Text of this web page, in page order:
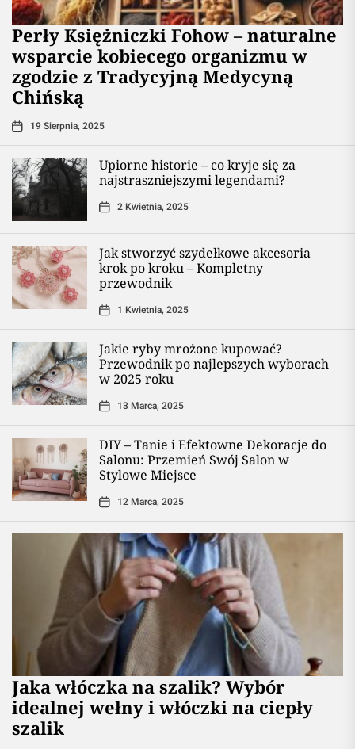
Perły Księżniczki Fohow – naturalne
wsparcie kobiecego organizmu w
zgodzie z Tradycyjną Medycyną
Chińską
19 Sierpnia, 2025
Upiorne historie – co kryje się za
najstraszniejszymi legendami?
2 Kwietnia, 2025
Jak stworzyć szydełkowe akcesoria
krok po kroku – Kompletny
przewodnik
1 Kwietnia, 2025
Jakie ryby mrożone kupować?
Przewodnik po najlepszych wyborach
w 2025 roku
13 Marca, 2025
DIY – Tanie i Efektowne Dekoracje do
Salonu: Przemień Swój Salon w
Stylowe Miejsce
12 Marca, 2025
Jaka włóczka na szalik? Wybór
idealnej wełny i włóczki na ciepły
szalik